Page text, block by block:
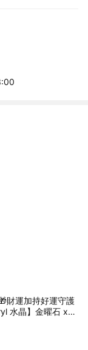
財運加持好運守護
水晶】金曜石 x
虎眼石 x 青金石
青石定心】水晶手
性款 #招財納福 #